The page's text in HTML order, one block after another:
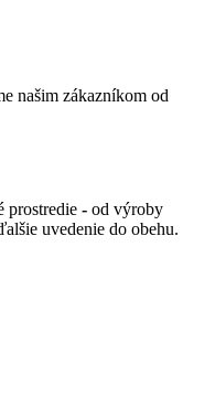
našim zákazníkom od
prostredie - od výroby
uvedenie do obehu.